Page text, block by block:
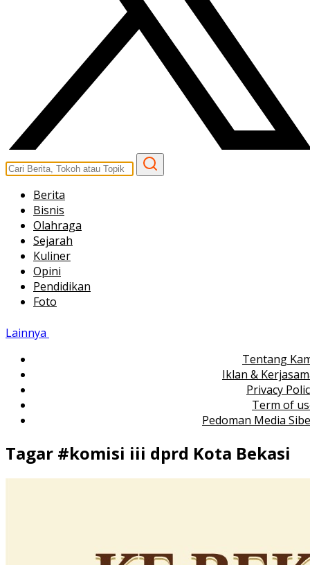
Berita
Bisnis
Olahraga
Sejarah
Kuliner
Opini
Pendidikan
Foto
Lainnya
Tentang
Iklan &
Privacy
Term of
Pedoman Media
Tagar #komisi iii dprd Kota Bekasi